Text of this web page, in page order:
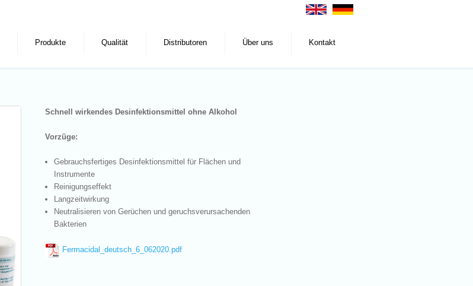
Produkte Qualität Distributoren Über uns Kontakt
Schnell wirkendes Desinfektionsmittel ohne Alkohol
Vorzüge:
Gebrauchsfertiges Desinfektionsmittel für Flächen und
Instrumente
Reinigungseffekt
Langzeitwirkung
Neutralisieren von Gerüchen und geruchsverursachenden
Bakterien
Fermacidal_deutsch_6_062020.pdf